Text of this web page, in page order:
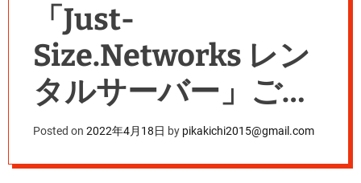
「Just-
Size.Networks レン
タルサーバー」ご利
用募集・株式会社セ
ブンアーチザン
Posted on 2022年4月18日 by pikakichi2015@gmail.com